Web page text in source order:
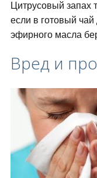
Цитрусовый запах
если в готовый чай
эфирного масла
Вред и